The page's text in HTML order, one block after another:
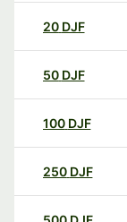
20 DJF
50 DJF
100 DJF
250 DJF